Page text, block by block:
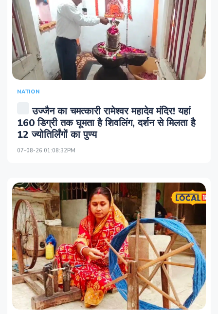
NATION
उज्जैन का चमत्कारी रामेश्वर महादेव मंदिर! यहां
160 डिग्री तक घूमता है शिवलिंग, दर्शन से मिलता है
12 ज्योतिर्लिंगों का पुण्य
07-08-26 01:08:32PM